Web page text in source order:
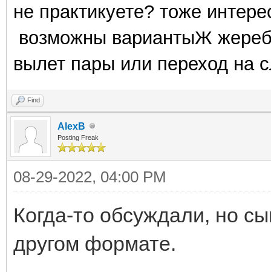
не практикуете? тоже
возможны вариантыЖ
вылет пары или переход на
Find
AlexB
Posting Freak
08-29-2022, 04:00 PM
Когда-то обсуждали, но
другом формате.